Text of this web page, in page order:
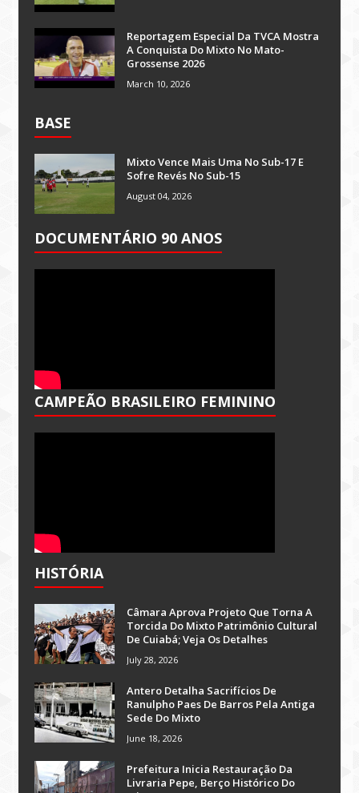
Reportagem Especial Da TVCA Mostra
A Conquista Do Mixto No Mato-
Grossense 2026
March 10, 2026
BASE
Mixto Vence Mais Uma No Sub-17 E
Sofre Revés No Sub-15
August 04, 2026
DOCUMENTÁRIO 90 ANOS
CAMPEÃO BRASILEIRO FEMININO
HISTÓRIA
Câmara Aprova Projeto Que Torna A
Torcida Do Mixto Patrimônio Cultural
De Cuiabá; Veja Os Detalhes
July 28, 2026
Antero Detalha Sacrifícios De
Ranulpho Paes De Barros Pela Antiga
Sede Do Mixto
June 18, 2026
Prefeitura Inicia Restauração Da
Livraria Pepe, Berço Histórico Do